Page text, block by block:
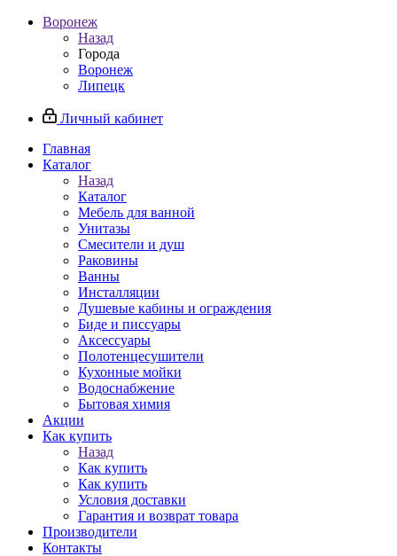
Воронеж
Назад
Города
Воронеж
Липецк
Личный кабинет
Главная
Каталог
Назад
Каталог
Мебель для ванной
Унитазы
Смесители и душ
Раковины
Ванны
Инсталляции
Душевые кабины и ограждения
Биде и писсуары
Аксессуары
Полотенцесушители
Кухонные мойки
Водоснабжение
Бытовая химия
Акции
Как купить
Назад
Как купить
Как купить
Условия доставки
Гарантия и возврат товара
Производители
Контакты